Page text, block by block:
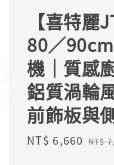
【喜特麗
80／
機｜質感
鋁質渦輪
前飾板與
Sale
NT$ 6,660 NT$